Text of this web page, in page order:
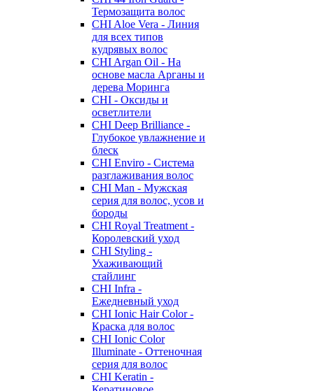
Термозащита волос
CHI Aloe Vera - Линия
для всех типов
кудрявых волос
CHI Argan Oil - На
основе масла Арганы и
дерева Моринга
CHI - Оксиды и
осветлители
CHI Deep Brilliance -
Глубокое увлажнение и
блеск
CHI Enviro - Система
разглаживания волос
CHI Man - Мужская
серия для волос, усов и
бороды
CHI Royal Treatment -
Королевский уход
CHI Styling -
Ухаживающий
стайлинг
CHI Infra -
Ежедневный уход
CHI Ionic Hair Color -
Краска для волос
CHI Ionic Color
Illuminate - Оттеночная
серия для волос
CHI Keratin -